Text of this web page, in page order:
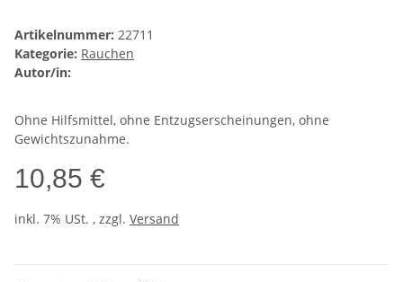
Artikelnummer: 22711
Kategorie: Rauchen
Autor/in:
Ohne Hilfsmittel, ohne Entzugserscheinungen, ohne
Gewichtszunahme.
10,85 €
inkl. 7% USt. , zzgl. Versand